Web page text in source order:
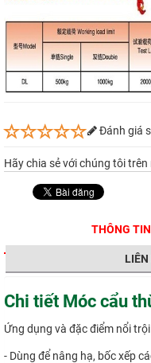
Đánh giá
Hãy chia sẻ với chúng tôi trên
THÔNG
Chi tiết Móc cẩu
Ứng dụng và đặc điểm nổi
- Dùng để nâng hạ, bốc xếp